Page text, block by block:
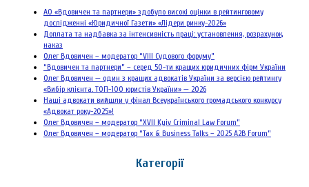
АО «Вдовичен та партнери» здобуло високі оцінки в рейтинговому
дослідженні «Юридичної Газети» «Лідери ринку-2026»
Доплата та надбавка за інтенсивність праці: установлення, розрахунок,
наказ
Олег Вдовичен – модератор “VIII Судового форуму”
“Вдовичен та партнери” – серед 50-ти кращих юридичних фірм України
Олег Вдовичен — один з кращих адвокатів України за версією рейтингу
«Вибір клієнта. ТОП-100 юристів України» — 2026
Наші адвокати вийшли у фінал Всеукраїнського громадського конкурсу
«Адвокат року-2025»!
Олег Вдовичен – модератор “XVII Kyiv Criminal Law Forum”
Олег Вдовичен – модератор “Tax & Business Talks – 2025 A2B Forum”
Категорії